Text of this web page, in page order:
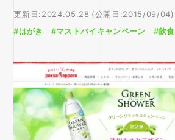
更新日:2024.05.28 (公開日:2015/09/04)
#はがき
#マストバイキャンペーン #飲食